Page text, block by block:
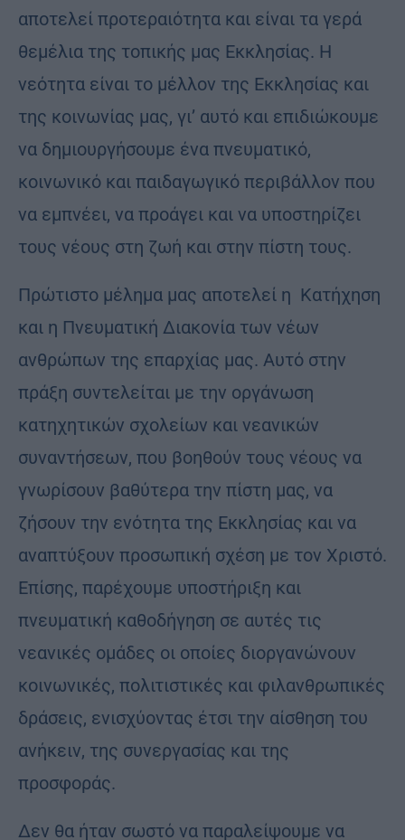
αποτελεί προτεραιότητα και είναι τα γερά
θεμέλια της τοπικής μας Εκκλησίας. Η
νεότητα είναι το μέλλον της Εκκλησίας και
της κοινωνίας μας, γι’ αυτό και επιδιώκουμε
να δημιουργήσουμε ένα πνευματικό,
κοινωνικό και παιδαγωγικό περιβάλλον που
να εμπνέει, να προάγει και να υποστηρίζει
τους νέους στη ζωή και στην πίστη τους.
Πρώτιστο μέλημα μας αποτελεί η Κατήχηση
και η Πνευματική Διακονία των νέων
ανθρώπων της επαρχίας μας. Αυτό στην
πράξη συντελείται με την οργάνωση
κατηχητικών σχολείων και νεανικών
συναντήσεων, που βοηθούν τους νέους να
γνωρίσουν βαθύτερα την πίστη μας, να
ζήσουν την ενότητα της Εκκλησίας και να
αναπτύξουν προσωπική σχέση με τον Χριστό.
Επίσης, παρέχουμε υποστήριξη και
πνευματική καθοδήγηση σε αυτές τις
νεανικές ομάδες οι οποίες διοργανώνουν
κοινωνικές, πολιτιστικές και φιλανθρωπικές
δράσεις, ενισχύοντας έτσι την αίσθηση του
ανήκειν, της συνεργασίας και της
προσφοράς.
Δεν θα ήταν σωστό να παραλείψουμε να